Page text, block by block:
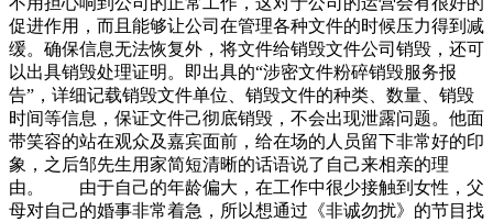
促进作用，而且能够让公司在管理各种文件的时候压力得到减
缓。确保信息无法恢复外，将文件给销毁文件公司销毁，还可
以出具销毁处理证明。即出具的“涉密文件粉碎销毁服务报
告”，详细记载销毁文件单位、销毁文件的种类、数量、销毁
时间等信息，保证文件己彻底销毁，不会出现泄露问题。他面
带笑容的站在观众及嘉宾面前，给在场的人员留下非常好的印
象，之后邹先生用家简短清晰的话语说了自己来相亲的理
由。 由于自己的年龄偏大，在工作中很少接触到女性，父
母对自己的婚事非常着急，所以想通过《非诚勿扰》的节目找